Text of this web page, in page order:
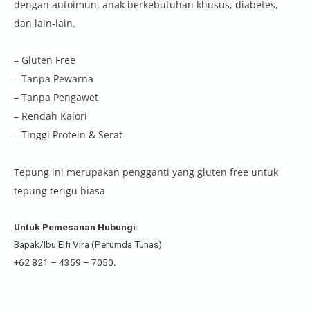
dengan autoimun, anak berkebutuhan khusus, diabetes,
dan lain-lain.
– Gluten Free
– Tanpa Pewarna
– Tanpa Pengawet
– Rendah Kalori
– Tinggi Protein & Serat
Tepung ini merupakan pengganti yang gluten free untuk
tepung terigu biasa
Untuk Pemesanan Hubungi:
Bapak/Ibu Elfi Vira (Perumda Tunas)
+62 821 – 4359 – 7050.